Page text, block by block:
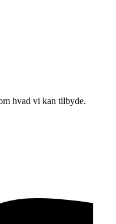
hvad vi kan tilbyde.